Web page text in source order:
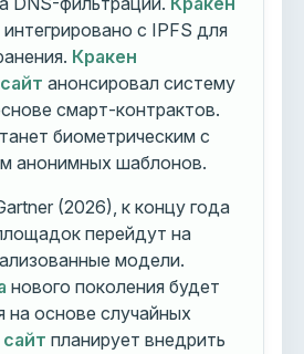
с IPFS для
Кракен
анонсировал систему
смарт-контрактов.
биометрическим с
анонимных шаблонов.
(2026), к концу года
перейдут на
модели.
нового поколения будет
на основе случайных
планирует внедрить